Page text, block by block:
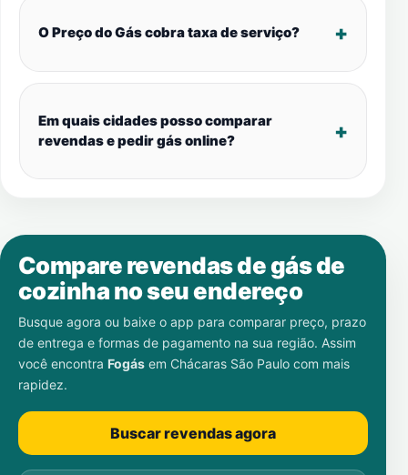
O Preço do Gás cobra taxa de serviço?
Em quais cidades posso comparar
revendas e pedir gás online?
Compare revendas de gás de
cozinha no seu endereço
Busque agora ou baixe o app para comparar preço, prazo
de entrega e formas de pagamento na sua região. Assim
você encontra Fogás em Chácaras São Paulo com mais
rapidez.
Buscar revendas agora